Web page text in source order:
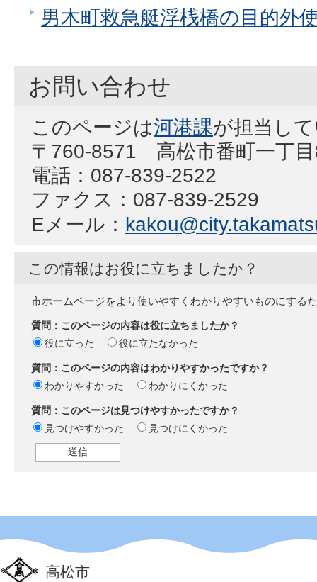
男木町救急艇浮桟橋の目的外
お問い合わせ
このページは河港課が担当し
〒760-8571 高松市番町一丁
電話：087-839-2522
ファクス：087-839-2529
Eメール：
この情報はお役に立ちましたか？
市ホームページをより使いやすくわかりやすいものにする
質問：このページの内容は役に立ちましたか？
役に立った
役に立たなかった
質問：このページの内容はわかりやすかったですか？
わかりやすかった
わかりにくかった
質問：このページは見つけやすかったですか？
見つけやすかった
見つけにくかった
高松市